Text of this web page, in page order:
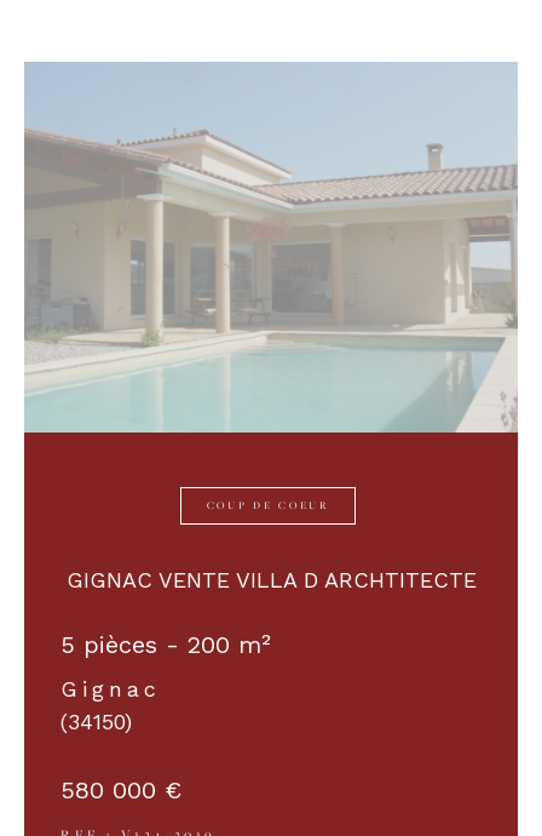
COUP DE COEUR
GIGNAC VENTE VILLA D ARCHTITECTE
5 pièces - 200 m²
Gignac
(34150)
580 000 €